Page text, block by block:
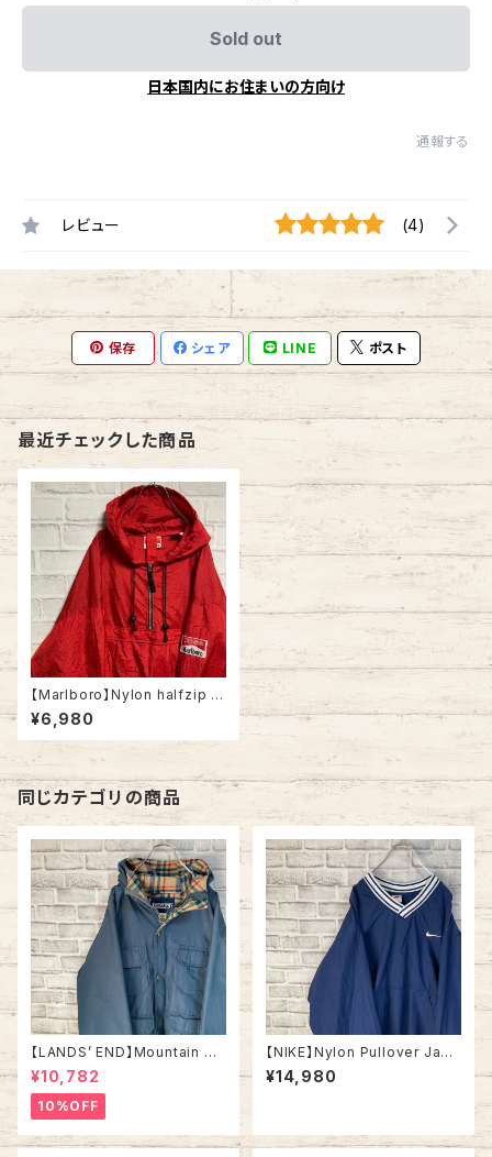
Sold out
日本国内にお住まいの方向け
通報する
レビュー (4)
保存 シェア LINE ポスト
最近チェックした商品
【Marlboro】Nylon halfzip P
arka XXL USA規格 ナイロンパ
ーカー ハーフジップ 90s マル
ボロ タバコ 刺繍ロゴ 袖ロゴ ス
リーブロゴ 企業モノ オーバーサ
イズ ビッグシルエット アーム太
アウター アメリカ 古着
¥6,980
同じカテゴリの商品
【LANDS’ END】Mountain Pa
rka L相当 Made in USA 90s
vintage ランズエンド マウンテ
ンパーカー USA製 ヴィンテー
ジ アメリカ USA レトロ 古着
¥10,782
10%OFF
【NIKE】Nylon Pullover Jack
et XL 90s vintage ナイキ カ
レッジロゴ ナイロンプルオーバ
ントロゴ SWOOSH アウター
アメリカ USA 古着
¥14,980